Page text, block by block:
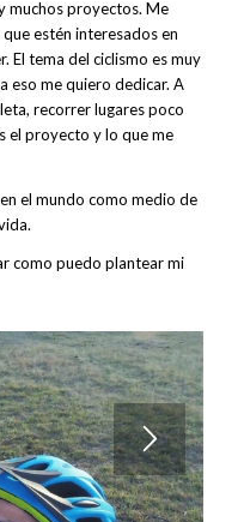
muchos proyectos. Me
estén interesados en
El tema del ciclismo es muy
eso me quiero dedicar. A
recorrer lugares poco
el proyecto y lo que me
el mundo como medio de
como puedo plantear mi